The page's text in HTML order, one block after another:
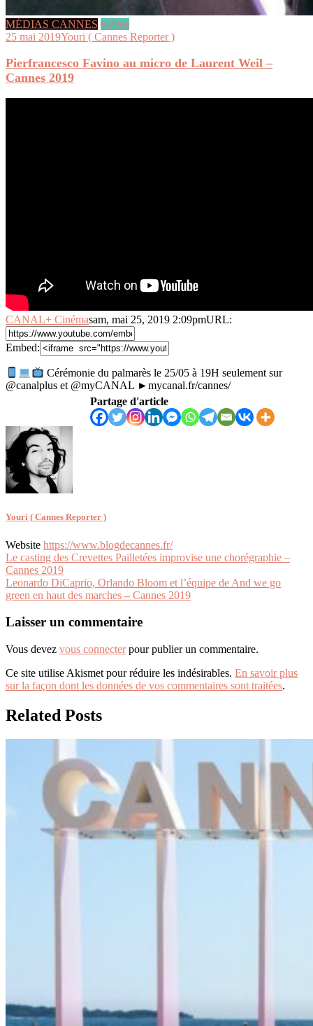
MÉDIAS CANNES videos
25 mai 2019Youri ( Cannes Reporter )
Pierfrancesco Favino au micro de Laurent Weil –
Cannes 2019
CANAL+ Cinémasam, mai 25, 2019 2:09pmURL:
Embed:
Cérémonie du palmarès le 25/05 à 19H seulement sur
@canalplus et @myCANAL ►mycanal.fr/cannes/
Partage d'article
Youri ( Cannes Reporter )
Website https://www.blogdecannes.fr/
Navigation
de
l’article
Le casting des Crevettes Pailletées improvise une chorégraphie –
Cannes 2019
Leonardo DiCaprio, Orlando Bloom et l’équipe de And we go
green en haut des marches – Cannes 2019
Laisser un commentaire
Vous devez vous connecterpour publier un commentaire.
Ce site utilise Akismet pour réduire les indésirables. En savoir plus
sur la façon dont les données de vos commentaires sont traitées.
Related Posts